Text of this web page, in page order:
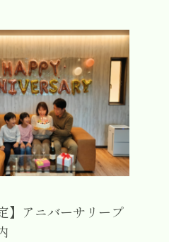
】アニバーサリープ